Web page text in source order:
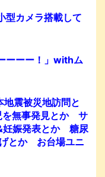
型カメラ搭載して
ーーー！」withム
震被災地訪問と
を無事発見とか サ
妊娠発表とか 糖尿
とか お台場ユニ